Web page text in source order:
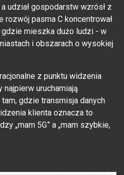
udział gospodarstw wzrósł z
rozwój pasma C koncentrował
mieszka dużo ludzi - w
i obszarach o wysokiej
z punktu widzenia
uruchamiają
gdzie transmisja danych
klienta oznacza to
„mam 5G” a „mam szybkie,